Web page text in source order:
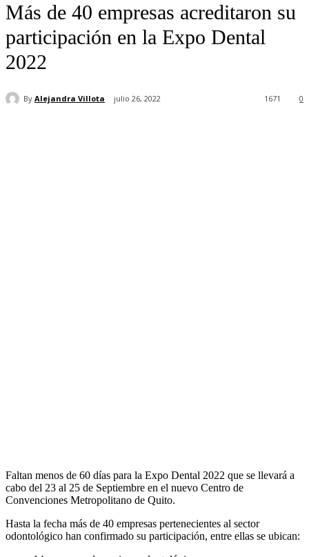
Más de 40 empresas acreditaron su
participación en la Expo Dental
2022
By Alejandra Villota julio 26, 2022 0
1671
Faltan menos de 60 días para la Expo Dental 2022 que se llevará a
cabo del 23 al 25 de Septiembre en el nuevo Centro de
Convenciones Metropolitano de Quito.
Hasta la fecha más de 40 empresas pertenecientes al sector
odontológico han confirmado su participación, entre ellas se ubican: